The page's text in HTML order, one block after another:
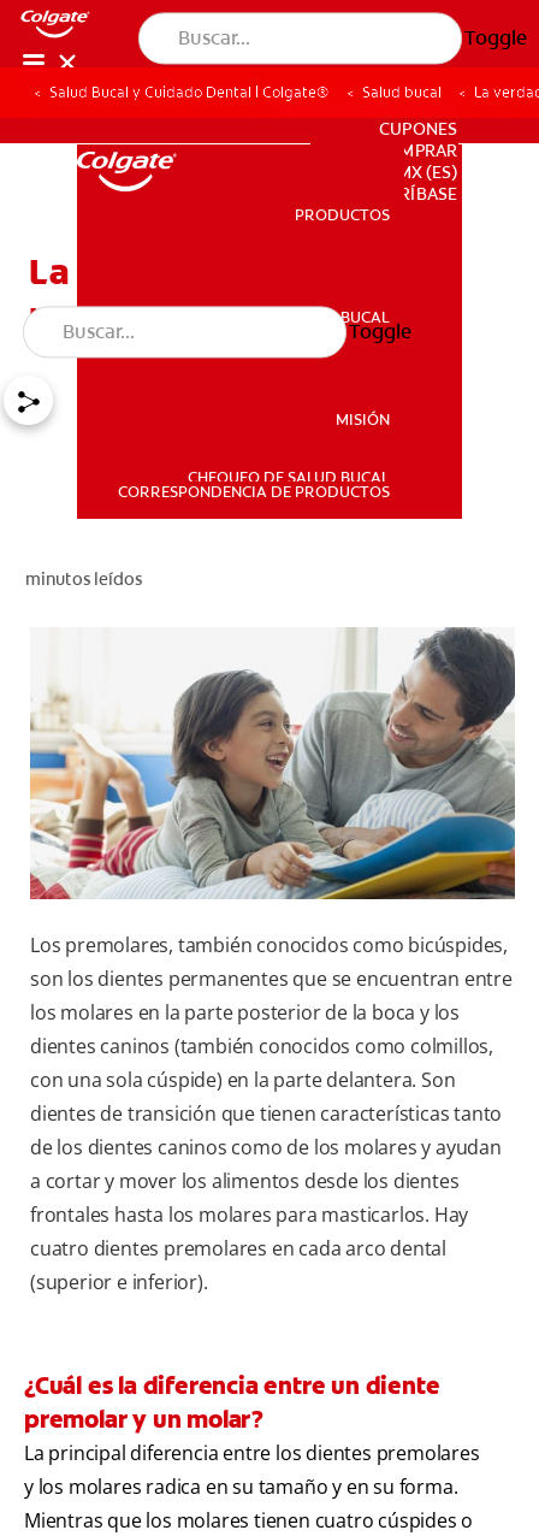
Toggle
PRODUCTOS
SALUD BUCAL
PARA PROFESIONALES
CUPONES
DONDE COMPRAR
MX (ES)
PARA PROFESIONALES
CUPONES
DONDE COMPRAR
MX (ES)
SUSCRÍBASE
PRODUCTOS
SALUD BUCAL
MISIÓN
CHEQUEO DE SALUD BUCAL
CORRESPONDENCIA DE PRODUCTOS
Toggle
Salud Bucal y Cuidado Dental | Colgate® Salud bucal La
La verdad sobre los
premolares
minutos leídos
Los premolares, también conocidos como bicúspides,
son los dientes permanentes que se encuentran entre
los molares en la parte posterior de la boca y los
dientes caninos (también conocidos como colmillos,
con una sola cúspide) en la parte delantera. Son
dientes de transición que tienen características tanto
de los dientes caninos como de los molares y ayudan
a cortar y mover los alimentos desde los dientes
frontales hasta los molares para masticarlos. Hay
cuatro dientes premolares en cada arco dental
(superior e inferior).
¿Cuál es la diferencia entre un diente
premolar y un molar?
La principal diferencia entre los dientes premolares
y los molares radica en su tamaño y en su forma.
Mientras que los molares tienen cuatro cúspides o